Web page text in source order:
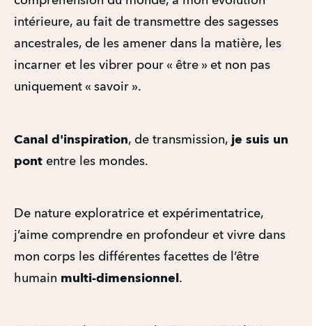
intérieure, au fait de transmettre des sagesses
ancestrales, de les amener dans la matière, les
incarner et les vibrer pour « être » et non pas
uniquement « savoir ».
Canal d'inspiration, de transmission, je suis un
pont entre les mondes.
De nature exploratrice et expérimentatrice,
j’aime comprendre en profondeur et vivre dans
mon corps les différentes facettes de l’être
humain multi-dimensionnel .